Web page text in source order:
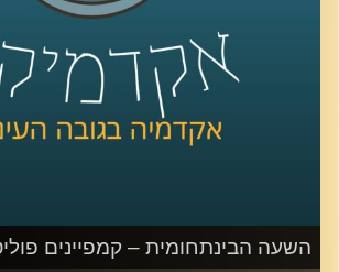
למשאב זה? ואיך מו סאלח קשור
ד"ר יוסי מן, חוקר את כלכלת
לאודר לממשל דיפלומטיה
באוניברסיטת רייכמן, מסביר על
במזה"ת (רמז- מתחילה בי' נגמרת
השעה הבינתחומית – קמפיינים